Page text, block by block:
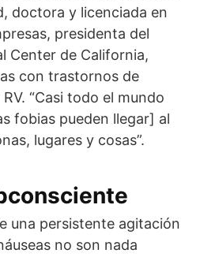
doctora y licenciada en
presidenta del
Center de California,
con trastornos de
“Casi todo el mundo
fobias pueden llegar] al
lugares y cosas”.
una persistente agitación
no son nada